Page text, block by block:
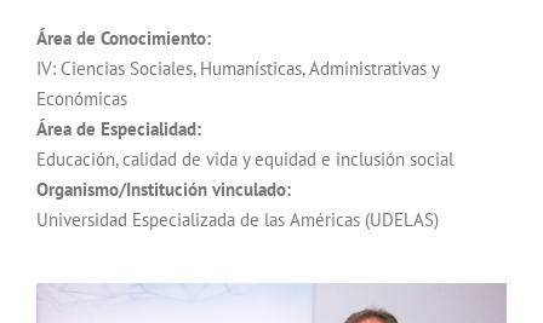
Área de Conocimiento:
IV: Ciencias Sociales, Humanísticas, Administrativas y
Económicas
Área de Especialidad:
Educación, calidad de vida y equidad e inclusión social
Organismo/Institución vinculado:
Universidad Especializada de las Américas (UDELAS)